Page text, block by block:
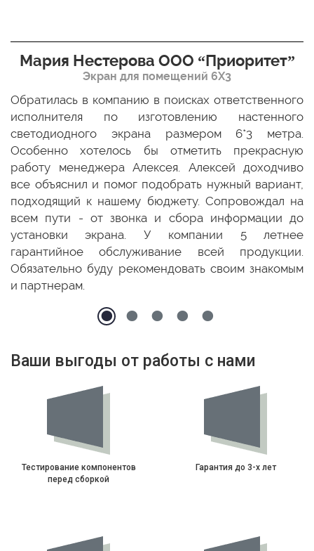
Мария Нестерова ООО “Приоритет”
Экран для помещений 6Х3
Обратилась в компанию в поисках ответственного
исполнителя по изготовлению настенного
светодиодного экрана размером 6*3 метра.
Особенно хотелось бы отметить прекрасную
работу менеджера Алексея. Алексей доходчиво
все объяснил и помог подобрать нужный вариант,
подходящий к нашему бюджету. Сопровождал на
всем пути - от звонка и сбора информации до
установки экрана. У компании 5 летнее
гарантийное обслуживание всей продукции.
Обязательно буду рекомендовать своим знакомым
и партнерам.
Ваши выгоды от работы с нами
Тестирование компонентов
перед сборкой
Гарантия до 3-х лет